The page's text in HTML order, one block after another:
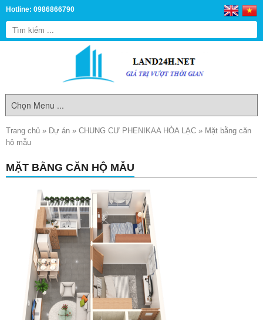
Hotline: 0986866790
Trang chủ » Dự án » CHUNG CƯ PHENIKAA HÒA LẠC » Mặt bằng căn
hộ mẫu
MẶT BẰNG CĂN HỘ MẪU